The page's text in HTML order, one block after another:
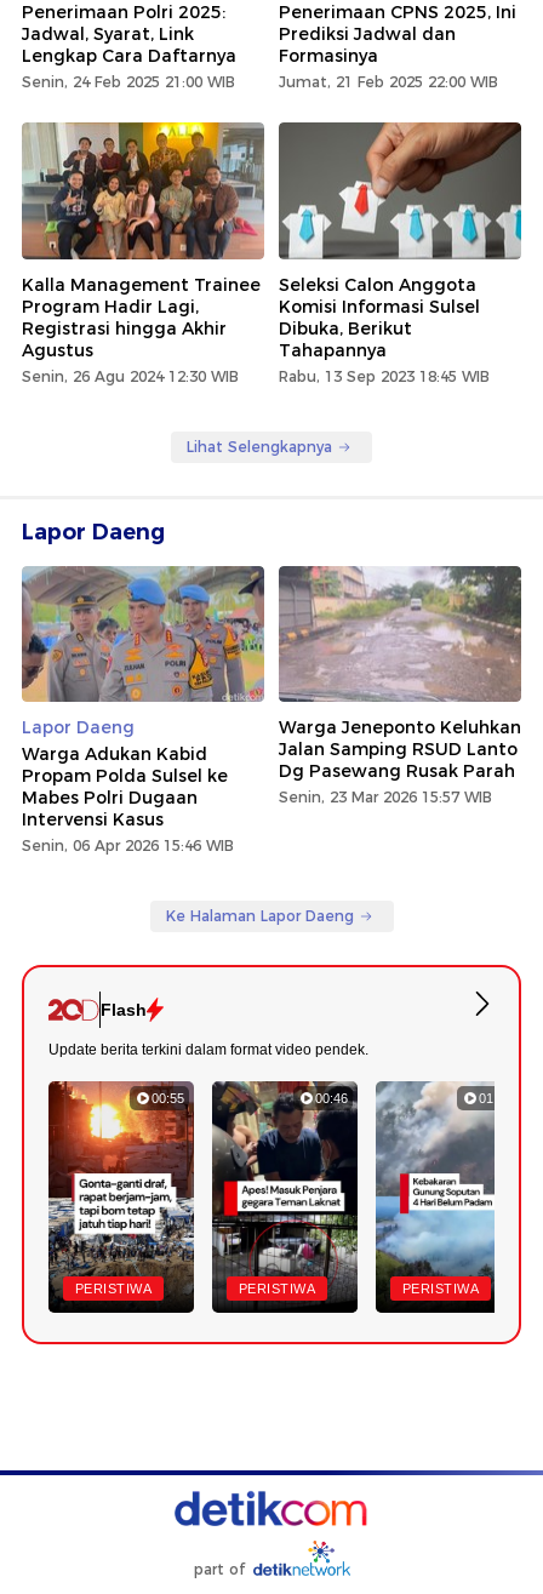
Penerimaan Polri 2025:
Jadwal, Syarat, Link
Lengkap Cara Daftarnya
Senin, 24 Feb 2025 21:00 WIB
Penerimaan CPNS 2025, Ini
Prediksi Jadwal dan
Formasinya
Jumat, 21 Feb 2025 22:00 WIB
Kalla Management Trainee
Program Hadir Lagi,
Registrasi hingga Akhir
Agustus
Senin, 26 Agu 2024 12:30 WIB
Seleksi Calon Anggota
Komisi Informasi Sulsel
Dibuka, Berikut
Tahapannya
Rabu, 13 Sep 2023 18:45 WIB
Lihat Selengkapnya
Lapor Daeng
Lapor Daeng
Warga Adukan Kabid
Propam Polda Sulsel ke
Mabes Polri Dugaan
Intervensi Kasus
Senin, 06 Apr 2026 15:46 WIB
Warga Jeneponto Keluhkan
Jalan Samping RSUD Lanto
Dg Pasewang Rusak Parah
Senin, 23 Mar 2026 15:57 WIB
Ke Halaman Lapor Daeng
Flash
Update berita terkini dalam format video pendek.
00:55
PERISTIWA
00:46
PERISTIWA
01:07
PERISTIWA
part of